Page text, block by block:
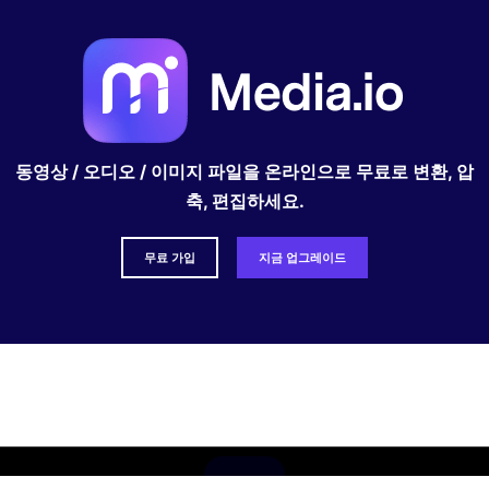
동영상 / 오디오 / 이미지 파일을 온라인으로 무료로 변환, 압
축, 편집하세요.
무료 가입 지금 업그레이드